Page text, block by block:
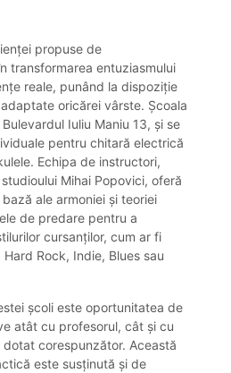
propuse de
transformarea entuziasmului
reale, punând la dispoziție
oricărei vârste. Școala
Iuliu Maniu 13, și se
pentru chitară electrică
Echipa de instructori,
Mihai Popovici, oferă
ale armoniei și teoriei
de predare pentru a
cursanților, cum ar fi
Rock, Indie, Blues sau
școli este oportunitatea de
atât cu profesorul, cât și cu
corespunzător. Această
este susținută și de